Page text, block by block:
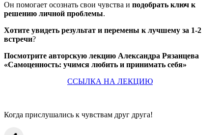
Он помогает осознать свои чувства и подобрать ключ к
решению личной проблемы.
Хотите увидеть результат и перемены к лучшему за 1-2
встречи?
Посмотрите авторскую лекцию Александра Рязанцева
«Самоценность: учимся любить и принимать себя»
ССЫЛКА НА ЛЕКЦИЮ
Когда прислушались к чувствам друг друга!